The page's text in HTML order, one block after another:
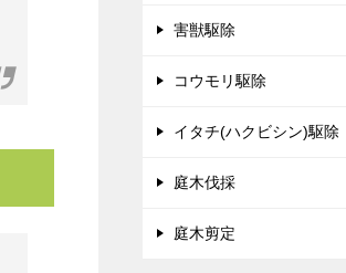
害獣駆除
コウモリ駆除
イタチ(ハクビシン)駆除
庭木伐採
庭木剪定